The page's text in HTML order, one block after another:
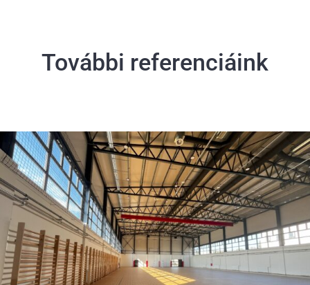
További referenciáink